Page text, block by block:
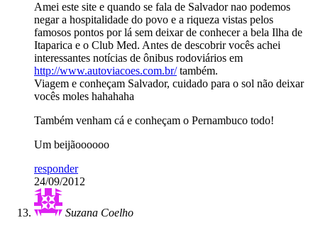
Amei este site e quando se fala de Salvador nao podemos
negar a hospitalidade do povo e a riqueza vistas pelos
famosos pontos por lá sem deixar de conhecer a bela Ilha de
Itaparica e o Club Med. Antes de descobrir vocês achei
interessantes notícias de ônibus rodoviários em
http://www.autoviacoes.com.br/também.
Viagem e conheçam Salvador, cuidado para o sol não deixar
vocês moles hahahaha
Também venham cá e conheçam o Pernambuco todo!
Um beijãoooooo
responder
24/09/2012
Suzana Coelho